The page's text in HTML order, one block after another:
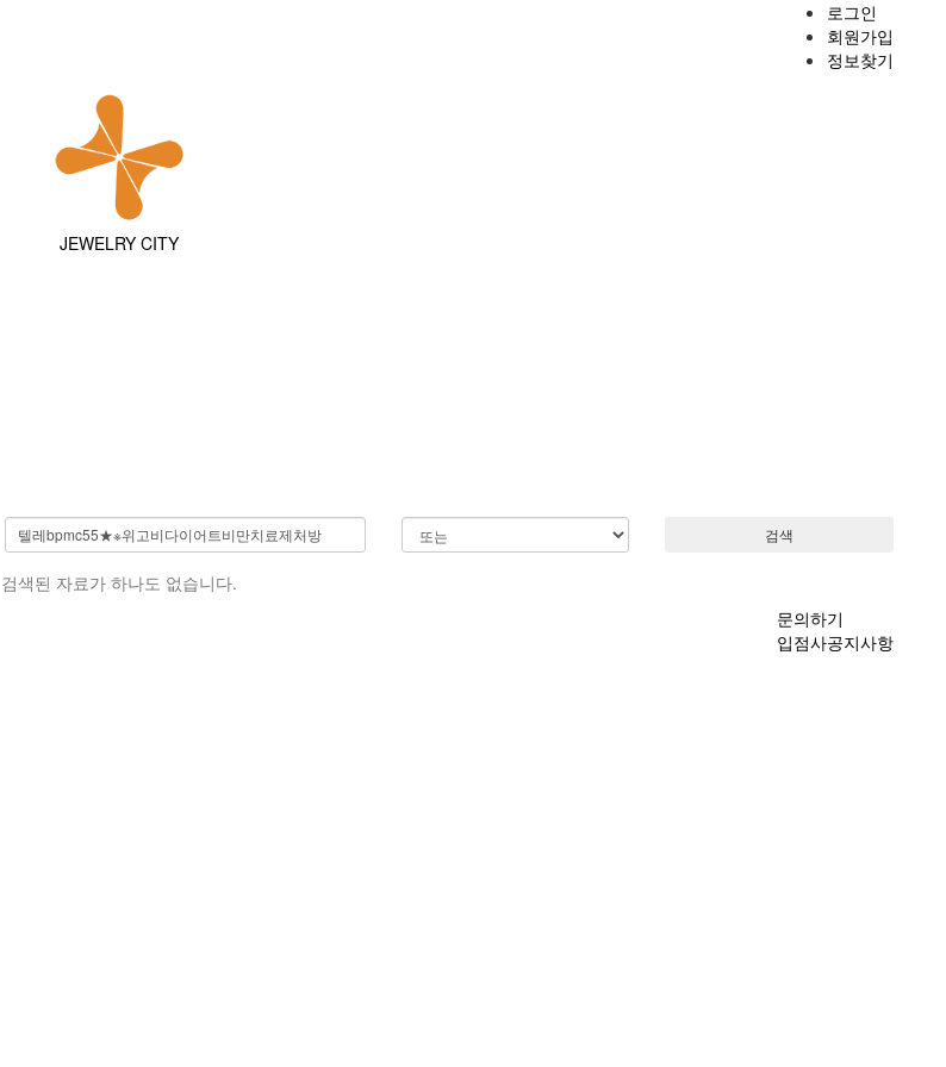
로그인
회원가입
정보찾기
JEWELRY CITY
검색
검색된 자료가 하나도 없습니다.
문의하기
입점사공지사항